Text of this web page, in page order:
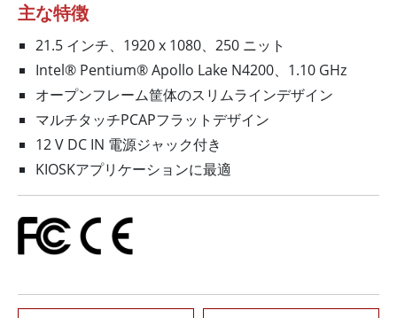
主な特徴
21.5 インチ、1920 x 1080、250 ニット
Intel® Pentium® Apollo Lake N4200、1.10 GHz
オープンフレーム筐体のスリムラインデザイン
マルチタッチPCAPフラットデザイン
12 V DC IN 電源ジャック付き
KIOSKアプリケーションに最適